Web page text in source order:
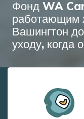
Фонд WA
работающим
Вашингтон
уходу, когда